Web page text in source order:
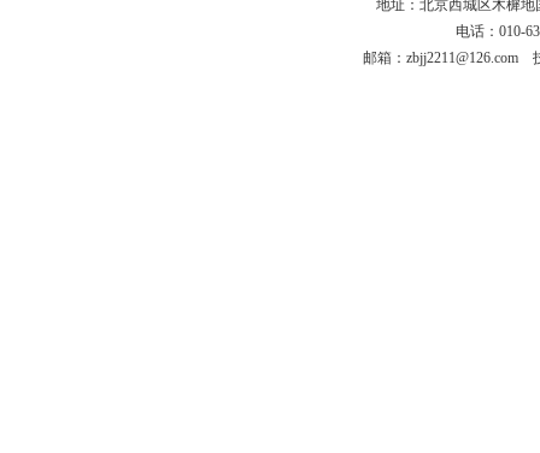
地址：北京西城区木樨
电话：010-
邮箱：zbjj2211@126.com